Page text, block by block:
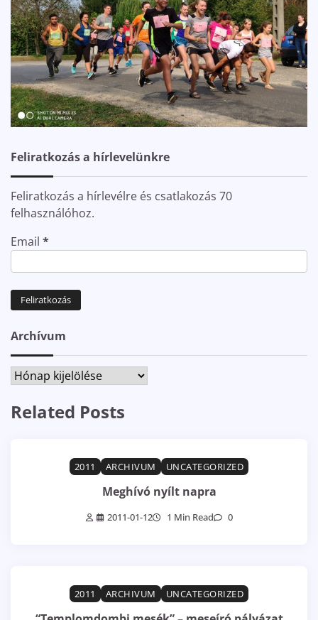
Feliratkozás a hírlevelünkre
Feliratkozás a hírlevélre és csatlakozás 70
felhasználóhoz.
Email *
Archívum
Archívum
Related Posts
2011 ARCHIVUM UNCATEGORIZED
Meghívó nyílt napra
2011-01-12 1 Min Read 0
2011 ARCHIVUM UNCATEGORIZED